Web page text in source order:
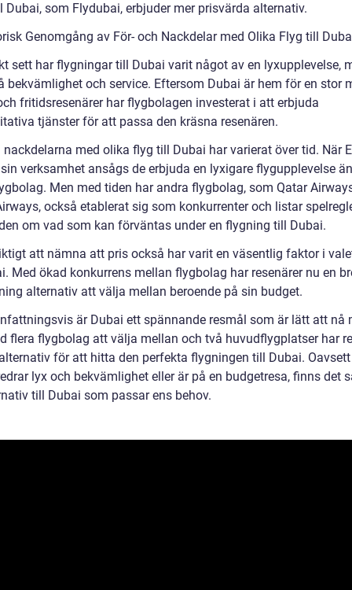
Dubai, som Flydubai, erbjuder mer prisvärda alternativ.
Genomgång av För- och Nackdelar med Olika Flyg till
sett har flygningar till Dubai varit något av en lyxupplevelse,
bekvämlighet och service. Eftersom Dubai är hem för en stor
fritidsresenärer har flygbolagen investerat i att erbjuda
tjänster för att passa den kräsna resenären.
nackdelarna med olika flyg till Dubai har varierat över tid. När
verksamhet ansågs de erbjuda en lyxigare flygupplevelse
Men med tiden har andra flygbolag, som Qatar
också etablerat sig som konkurrenter och listar
om vad som kan förväntas under en flygning till Dubai.
att nämna att pris också har varit en väsentlig faktor i
Med ökad konkurrens mellan flygbolag har resenärer nu en
alternativ att välja mellan beroende på sin budget.
är Dubai ett spännande resmål som är lätt att nå
flera flygbolag att välja mellan och två huvudflygplatser har
för att hitta den perfekta flygningen till Dubai.
lyx och bekvämlighet eller är på en budgetresa, finns det
till Dubai som passar ens behov.